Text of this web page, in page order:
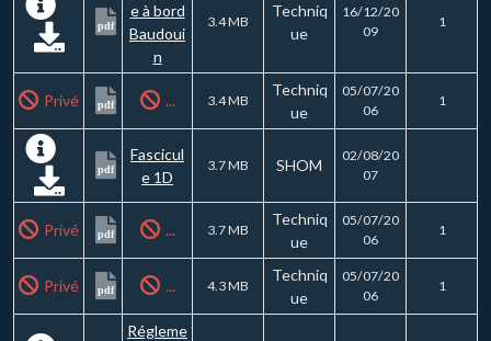
pdf
e à bord
Baudoui
n
3.4 MB
Techniq
ue
16/12/20
09
1
Privé pdf ... 3.4 MB
Techniq
ue
05/07/20
06
1
pdf
Fascicul
e 1D
3.7 MB SHOM
02/08/20
07
Privé pdf ... 3.7 MB
Techniq
ue
05/07/20
06
1
Privé pdf ... 4.3 MB
Techniq
ue
05/07/20
06
1
Régleme